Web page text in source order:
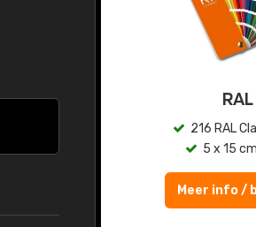
216 RAL
5 x 15
Meer info /